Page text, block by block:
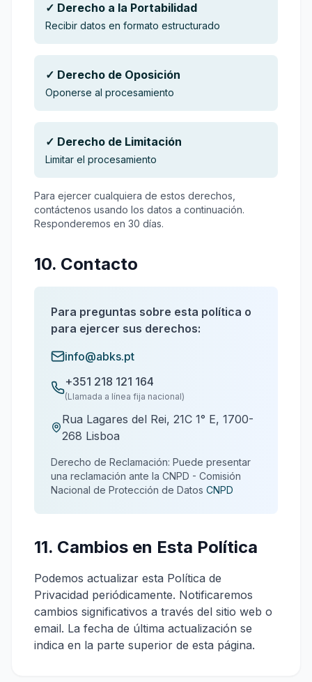
✓ Derecho a la Portabilidad
Recibir datos en formato estructurado
✓ Derecho de Oposición
Oponerse al procesamiento
✓ Derecho de Limitación
Limitar el procesamiento
Para ejercer cualquiera de estos derechos,
contáctenos usando los datos a continuación.
Responderemos en 30 días.
10. Contacto
Para preguntas sobre esta política o
para ejercer sus derechos:
info@abks.pt
+351 218 121 164
(Llamada a línea fija nacional)
Rua Lagares del Rei, 21C 1° E, 1700-
268 Lisboa
Derecho de Reclamación: Puede presentar
una reclamación ante la CNPD - Comisión
Nacional de Protección de Datos CNPD
11. Cambios en Esta Política
Podemos actualizar esta Política de
Privacidad periódicamente. Notificaremos
cambios significativos a través del sitio web o
email. La fecha de última actualización se
indica en la parte superior de esta página.